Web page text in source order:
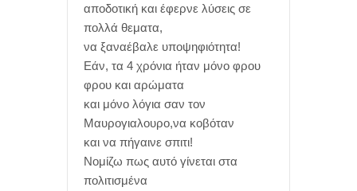
αποδοτική και έφερνε λύσεις σε
πολλά θεματα,
να ξαναέβαλε υποψηφιότητα!
Εάν, τα 4 χρόνια ήταν μόνο φρου
φρου και αρώματα
και μόνο λόγια σαν τον
Μαυρογιαλουρο,να κοβόταν
και να πήγαινε σπιτι!
Νομίζω πως αυτό γίνεται στα
πολιτισμένα